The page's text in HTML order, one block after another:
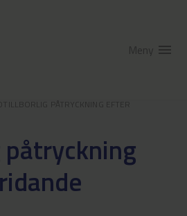
Meny menu
PÅTRYCKNING EFTER